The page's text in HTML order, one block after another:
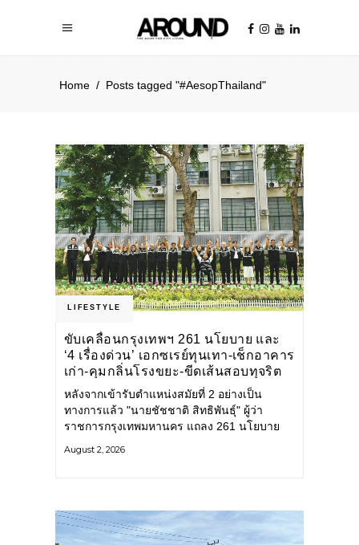
Home / Posts tagged "#AesopThailand"
LIFESTYLE
ขับเคลื่อนกรุงเทพฯ 261 นโยบาย และ
‘4 เรื่องด่วน’ เอกซเรย์ทุนเทา-เช็กอาคาร
เก่า-คุมกลิ่นโรงขยะ-ขีดเส้นสอบทุจริต
หลังจากเข้ารับตำแหน่งสมัยที่ 2 อย่างเป็น
ทางการแล้ว "นายชัชชาติ สิทธิพันธุ์" ผู้ว่า
ราชการกรุงเทพมหานคร แถลง 261 นโยบาย
ยุทธศาสตร์ จัดทำตัวชี้วัด
August 2, 2026